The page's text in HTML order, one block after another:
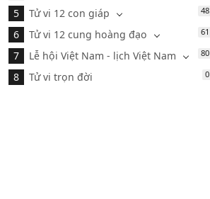
Tử vi 12 con giáp 48
Tử vi 12 cung hoàng đạo 61
Lễ hội Việt Nam - lịch Việt Nam 80
Tử vi trọn đời 0